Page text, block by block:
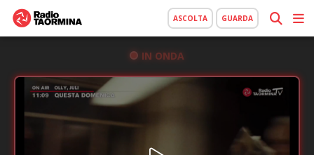
ASCOLTA GUARDA
IN ONDA